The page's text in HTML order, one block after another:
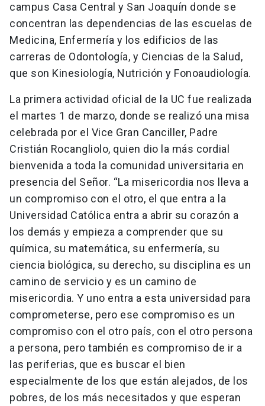
campus Casa Central y San Joaquín donde se
concentran las dependencias de las escuelas de
Medicina, Enfermería y los edificios de las
carreras de Odontología, y Ciencias de la Salud,
que son Kinesiología, Nutrición y Fonoaudiología.
La primera actividad oficial de la UC fue realizada
el martes 1 de marzo, donde se realizó una misa
celebrada por el Vice Gran Canciller, Padre
Cristián Rocangliolo, quien dio la más cordial
bienvenida a toda la comunidad universitaria en
presencia del Señor. “La misericordia nos lleva a
un compromiso con el otro, el que entra a la
Universidad Católica entra a abrir su corazón a
los demás y empieza a comprender que su
química, su matemática, su enfermería, su
ciencia biológica, su derecho, su disciplina es un
camino de servicio y es un camino de
misericordia. Y uno entra a esta universidad para
comprometerse, pero ese compromiso es un
compromiso con el otro país, con el otro persona
a persona, pero también es compromiso de ir a
las periferias, que es buscar el bien
especialmente de los que están alejados, de los
pobres, de los más necesitados y que esperan